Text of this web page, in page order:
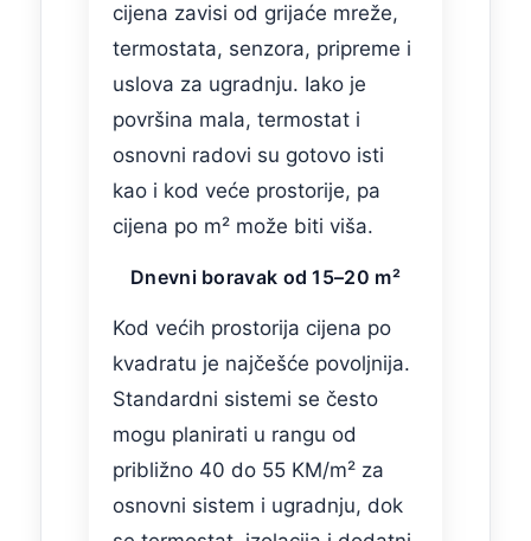
cijena zavisi od grijaće mreže,
termostata, senzora, pripreme i
uslova za ugradnju. Iako je
površina mala, termostat i
osnovni radovi su gotovo isti
kao i kod veće prostorije, pa
cijena po m² može biti viša.
Dnevni boravak od 15–20 m²
Kod većih prostorija cijena po
kvadratu je najčešće povoljnija.
Standardni sistemi se često
mogu planirati u rangu od
približno 40 do 55 KM/m² za
osnovni sistem i ugradnju, dok